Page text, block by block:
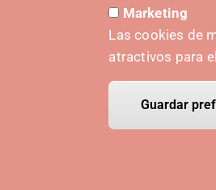
Marketing
Las cookies de
atractivos para
Guardar